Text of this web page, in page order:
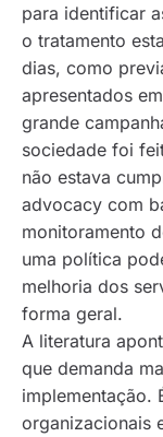
para identificar
o tratamento
dias, como
apresentados
grande
sociedade foi
não estava
advocacy com
monitoramento
uma política
melhoria dos
forma geral.
A literatura
que demanda
implementação.
organizacionais